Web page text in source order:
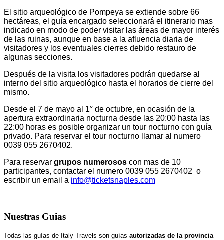
El sitio arqueológico de Pompeya se extiende sobre 66
hectáreas, el guía encargado seleccionará el itinerario mas
indicado en modo de poder visitar las áreas de mayor interés
de las ruinas, aunque en base a la afluencia diaria de
visitadores y los eventuales cierres debido restauro de
algunas secciones.
Después de la visita los visitadores podrán quedarse al
interno del sitio arqueológico hasta el horarios de cierre del
mismo.
Desde el 7 de mayo al 1° de octubre, en ocasión de la
apertura extraordinaria nocturna desde las 20:00 hasta las
22:00 horas es posible organizar un tour nocturno con guía
privado. Para reservar el tour nocturno llamar al numero
0039 055 2670402.
Para reservar grupos numerosos con mas de 10
participantes, contactar el numero 0039 055 2670402 o
escribir un email a info@ticketsnaples.com
Nuestras Guias
Todas las guías de Italy Travels son guías autorizadas de la provincia